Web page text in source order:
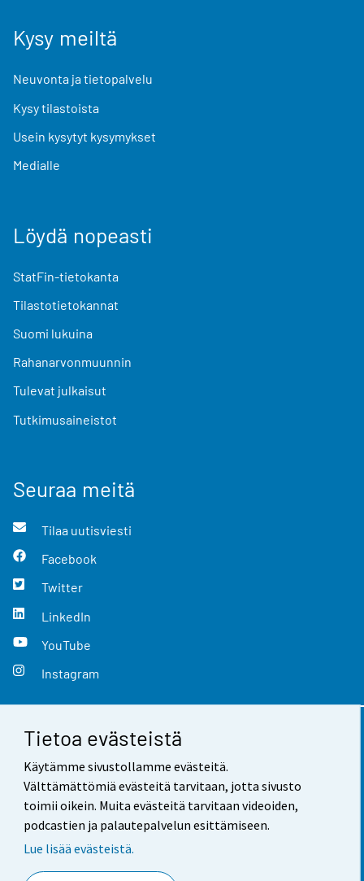
Tietoa evästeistä
Käytämme sivustollamme evästeitä.
Välttämättömiä evästeitä tarvitaan, jotta sivusto
toimii oikein. Muita evästeitä tarvitaan videoiden,
podcastien ja palautepalvelun esittämiseen.
Lue lisää evästeistä.
Kysy meiltä
Neuvonta ja tietopalvelu
Kysy tilastoista
Usein kysytyt kysymykset
Medialle
Löydä nopeasti
StatFin-tietokanta
Tilastotietokannat
Suomi lukuina
Rahanarvonmuunnin
Tulevat julkaisut
Tutkimusaineistot
Seuraa meitä
Tilaa uutisviesti
Facebook
Twitter
LinkedIn
YouTube
Instagram
Yhteystiedot
Palaute
Käyttöehdot
Saavutettavuus